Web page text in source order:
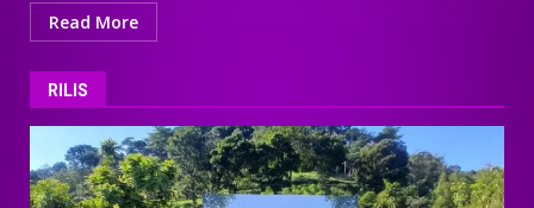
Read More
RILIS